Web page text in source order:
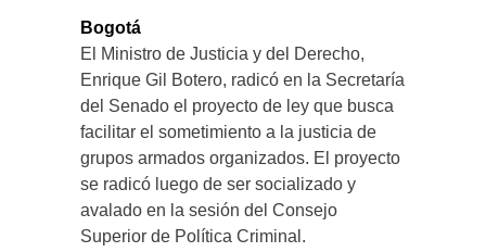
Bogotá
El Ministro de Justicia y del Derecho,
Enrique Gil Botero, radicó en la Secretaría
del Senado el proyecto de ley que busca
facilitar el sometimiento a la justicia de
grupos armados organizados. El proyecto
se radicó luego de ser socializado y
avalado en la sesión del Consejo
Superior de Política Criminal.